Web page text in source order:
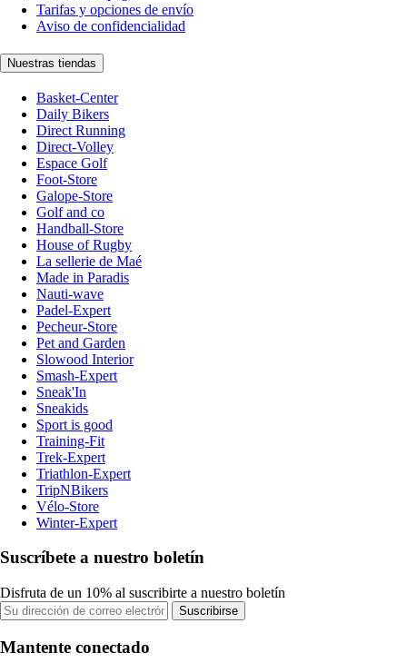
Tarifas y opciones de envío
Aviso de confidencialidad
Nuestras tiendas
Basket-Center
Daily Bikers
Direct Running
Direct-Volley
Espace Golf
Foot-Store
Galope-Store
Golf and co
Handball-Store
House of Rugby
La sellerie de Maé
Made in Paradis
Nauti-wave
Padel-Expert
Pecheur-Store
Pet and Garden
Slowood Interior
Smash-Expert
Sneak'In
Sneakids
Sport is good
Training-Fit
Trek-Expert
Triathlon-Expert
TripNBikers
Vélo-Store
Winter-Expert
Suscríbete a nuestro boletín
Disfruta de un 10% al suscribirte a nuestro boletín
Suscribirse
Mantente conectado